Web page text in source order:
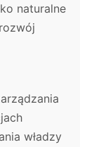
naturalne
władzy